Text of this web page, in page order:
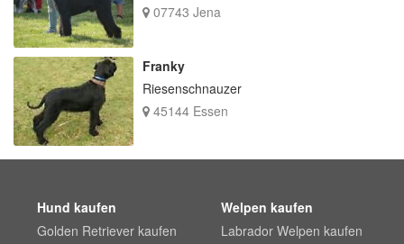
07743 Jena
Franky
Riesenschnauzer
45144 Essen
Hund kaufen
Golden Retriever kaufen
Welpen kaufen
Labrador Welpen kaufen